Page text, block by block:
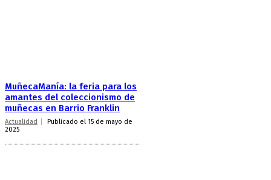
MuñecaManía: la feria para los
amantes del coleccionismo de
muñecas en Barrio Franklin
Actualidad
Publicado el 15 de mayo de
2025